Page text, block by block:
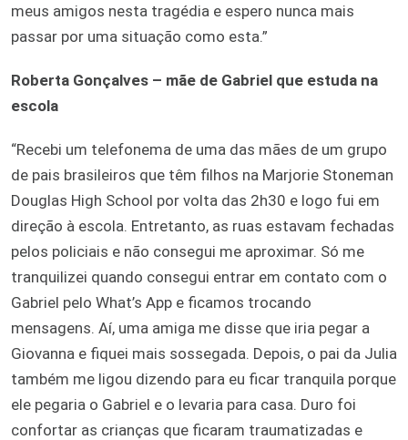
meus amigos nesta tragédia e espero nunca mais
passar por uma situação como esta.”
Roberta Gonçalves – mãe de Gabriel que estuda na
escola
“Recebi um telefonema de uma das mães de um grupo
de pais brasileiros que têm filhos na Marjorie Stoneman
Douglas High School por volta das 2h30 e logo fui em
direção à escola. Entretanto, as ruas estavam fechadas
pelos policiais e não consegui me aproximar. Só me
tranquilizei quando consegui entrar em contato com o
Gabriel pelo What’s App e ficamos trocando
mensagens. Aí, uma amiga me disse que iria pegar a
Giovanna e fiquei mais sossegada. Depois, o pai da Julia
também me ligou dizendo para eu ficar tranquila porque
ele pegaria o Gabriel e o levaria para casa. Duro foi
confortar as crianças que ficaram traumatizadas e